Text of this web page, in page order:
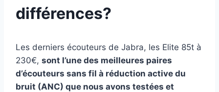
différences?
Les derniers écouteurs de Jabra, les Elite 85t à
230€, sont l’une des meilleures paires
d’écouteurs sans fil à réduction active du
bruit (ANC) que nous avons testées et